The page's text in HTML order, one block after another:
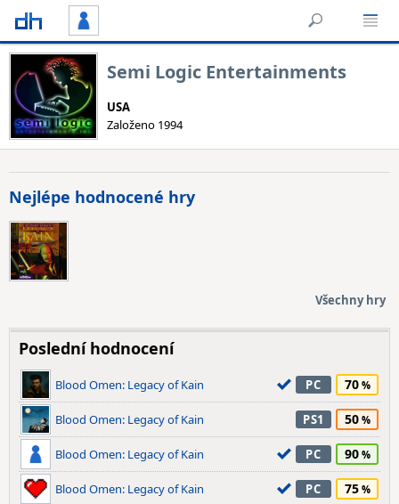
Semi Logic Entertainments
USA
Založeno 1994
Nejlépe hodnocené hry
Všechny hry
Poslední hodnocení
Blood Omen: Legacy of Kain PC 70
Blood Omen: Legacy of Kain PS1 50
Blood Omen: Legacy of Kain PC 90
Blood Omen: Legacy of Kain PC 75